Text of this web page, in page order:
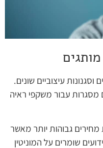
עיצוביים שונים.
מסגרות עבור משקפי ראיה
גבוהות יותר מאשר
שומרים על המוניטין